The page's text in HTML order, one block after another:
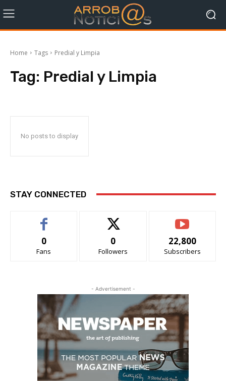
Home Tags Predial y Limpia
Tag: Predial y Limpia
No posts to display
STAY CONNECTED
0
Fans
0
Followers
22,800
Subscribers
- Advertisement -